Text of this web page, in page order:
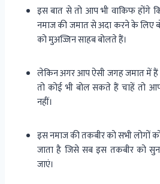
इस बात से तो आप भी वाकिफ होंगे
नमाज की जमात से अदा करने के लिए
को मुअज्जिन साहब बोलते हैं।
लेकिन अगर आप ऐसी जगह जमात में हैं
तो कोई भी बोल सकते हैं चाहें तो
नहीं।
इस नमाज की तकबीर को सभी लोगों
जाता है जिसे सब इस तकबीर को
जाएं।